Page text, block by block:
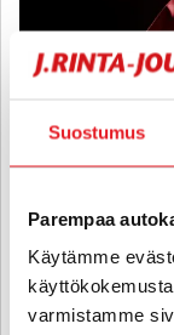
Suostumus
Parempaa
Käytämme
varmistamme
Volkswagen
1,2 47kW Firstline
Tulossa!,
Entisellä
sp, 2x renkaat